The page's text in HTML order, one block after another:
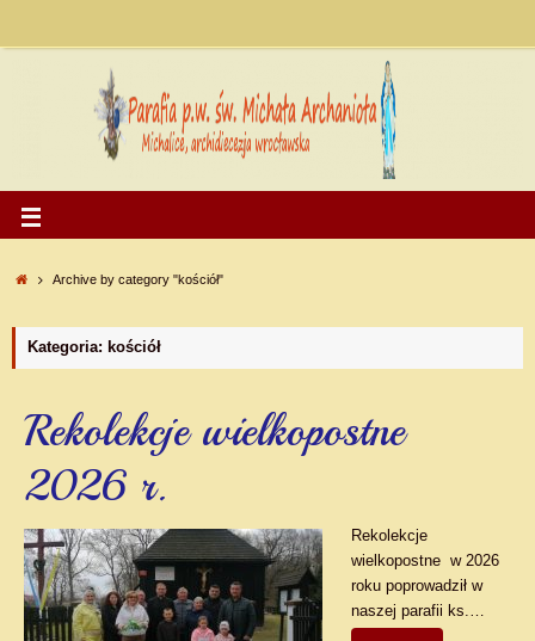
Archive by category "kościół"
Kategoria: kościół
Rekolekcje wielkopostne
2026 r.
Rekolekcje
wielkopostne w 2026
roku poprowadził w
naszej parafii ks.…